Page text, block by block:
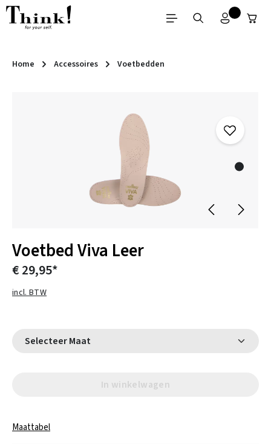
Ga naar de hoofdinhoud
Home Accessoires Voetbedden
Voetbed Viva Leer
€ 29,95*
incl. BTW
Selecteer Maat
In winkelwagen
Maattabel